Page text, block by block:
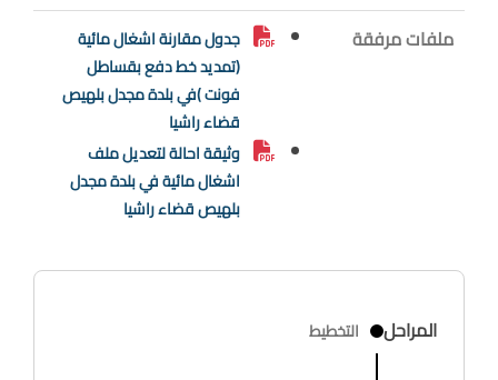
ملفات مرفقة
جدول مقارنة اشغال مائية
(تمديد خط دفع بقساطل
فونت )في بلدة مجدل بلهيص
قضاء راشيا
وثيقة احالة لتعديل ملف
اشغال مائية في بلدة مجدل
بلهيص قضاء راشيا
المراحل التخطيط